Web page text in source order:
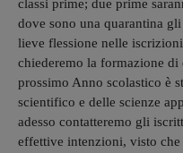
classi prime; due prime
dove sono una quarantina
lieve flessione nelle
chiederemo la formazione
prossimo Anno scolastico è
scientifico e delle scienze
adesso contatteremo gli
effettive intenzioni, visto che